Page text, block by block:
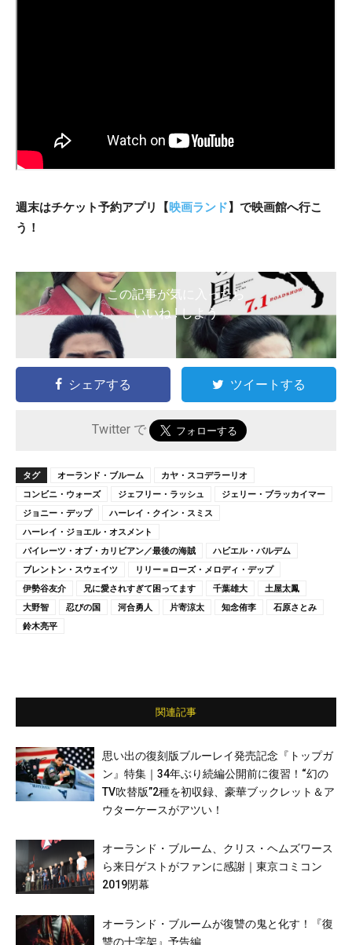
週末はチケット予約アプリ【映画ランド】で映画館へ行こ
う！
この記事が気に入ったら
いいね ! しよう
シェアする ツイートする
Twitter で
タグ オーランド・ブルーム
カヤ・スコデラーリオ
コンビニ・ウォーズ
ジェフリー・ラッシュ
ジェリー・ブラッカイマー
ジョニー・デップ
ハーレイ・クイン・スミス
ハーレイ・ジョエル・オスメント
パイレーツ・オブ・カリビアン／最後の海賊
ハビエル・バルデム
ブレントン・スウェイツ
リリー＝ローズ・メロディ・デップ
伊勢谷友介
兄に愛されすぎて困ってます 千葉雄大
土屋太鳳
大野智
忍びの国 河合勇人 片寄涼太 知念侑李
石原さとみ
鈴木亮平
関連記事
思い出の復刻版ブルーレイ発売記念『トップガ
ン』特集｜34年ぶり続編公開前に復習！“幻の
TV吹替版”2種を初収録、豪華ブックレット＆ア
ウターケースがアツい！
オーランド・ブルーム、クリス・ヘムズワース
ら来日ゲストがファンに感謝｜東京コミコン
2019閉幕
オーランド・ブルームが復讐の鬼と化す！『復
讐の十字架』予告編